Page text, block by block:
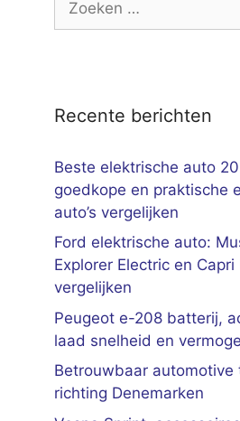
naar:
Recente berichten
Beste elektrische auto
goedkope en praktische
auto’s vergelijken
Ford elektrische auto:
Explorer Electric en Capri
vergelijken
Peugeot e-208 batterij,
laad snelheid en
Betrouwbaar automotive
richting Denemarken